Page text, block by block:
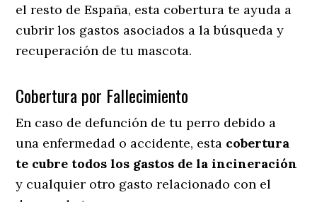
el resto de España, esta cobertura te ayuda a
cubrir los gastos asociados a la búsqueda y
recuperación de tu mascota.
Cobertura por Fallecimiento
En caso de defunción de tu perro debido a
una enfermedad o accidente, esta cobertura
te cubre todos los gastos de la incineración
y cualquier otro gasto relacionado con el